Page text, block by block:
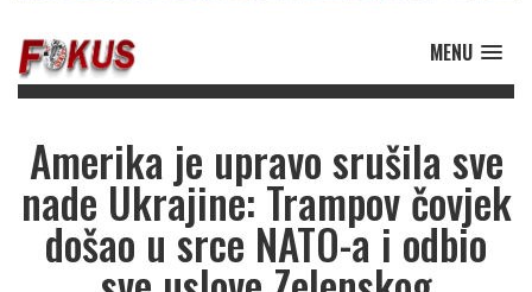
MENU
Amerika je upravo srušila sve
nade Ukrajine: Trampov čovjek
došao u srce NATO-a i odbio